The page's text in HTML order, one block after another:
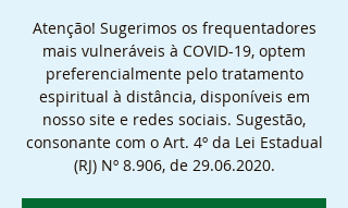
Atenção! Sugerimos os frequentadores
mais vulneráveis à COVID-19, optem
preferencialmente pelo tratamento
espiritual à distância, disponíveis em
nosso site e redes sociais. Sugestão,
consonante com o Art. 4º da Lei Estadual
(RJ) Nº 8.906, de 29.06.2020.